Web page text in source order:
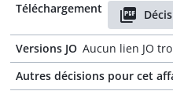
Téléchargement
Versions JO Aucun lien JO
Autres décisions pour cet